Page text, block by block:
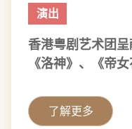
演出
香港粤剧艺术团呈
《洛神》、《帝女
了解更多